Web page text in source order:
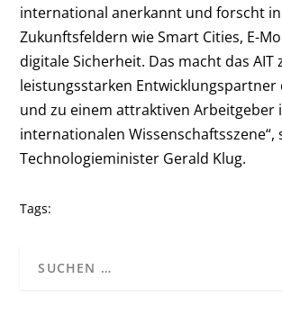
international anerkannt und forscht
Zukunftsfeldern wie Smart Cities, E-
digitale Sicherheit. Das macht das AIT
leistungsstarken
und zu einem attraktiven Arbeitgeber
internationalen Wissenschaftsszene“,
Technologieminister Gerald Klug.
Tags: